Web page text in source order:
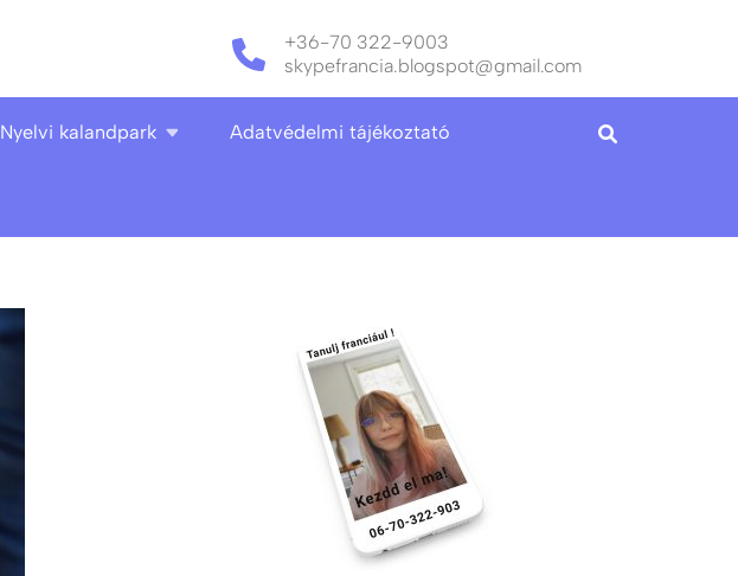
+36-70 322-9003
skypefrancia.blogspot@gmail.com
Nyelvi kalandpark Adatvédelmi tájékoztató